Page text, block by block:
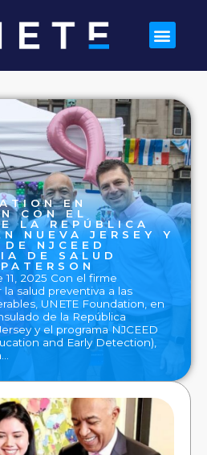
EN
CON EL
LA REPÚBLICA
NUEVA JERSEY Y
NJCEED
DE SALUD
2025 Con el firme
salud preventiva a las
UNETE Foundation, en
de la República
y el programa NJCEED
and Early Detection),